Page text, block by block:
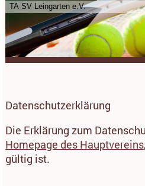
TA SV Leingarten e.V.
Datenschutzerklärung
Die Erklärung zum
Homepage des Hauptvereins
gültig ist.